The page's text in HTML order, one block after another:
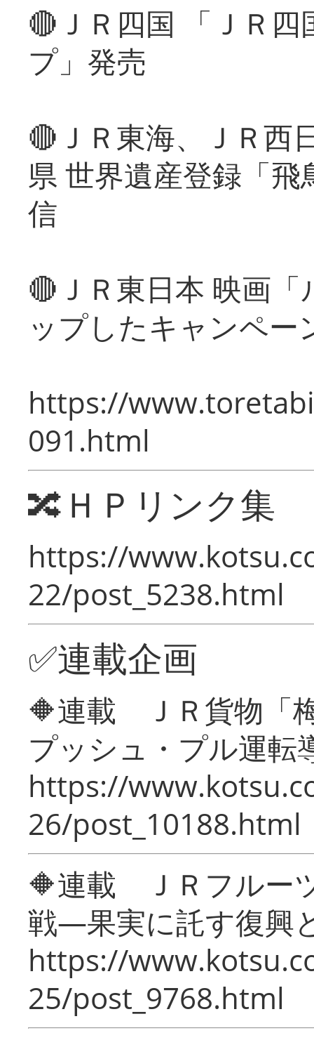
🔴ＪＲ四国 「ＪＲ
プ」発売
🔴ＪＲ東海、ＪＲ西
県 世界遺産登録「
信
🔴ＪＲ東日本 映画
ップしたキャンペー
https://
091.html
🔀ＨＰリンク集
https://
22/post_5238.html
✅連載企画
🔶連載 ＪＲ貨物「
プッシュ・プル運転
https://
26/post_10188.html
🔶連載 ＪＲフルー
戦―果実に託す復興
https://
25/post_9768.html